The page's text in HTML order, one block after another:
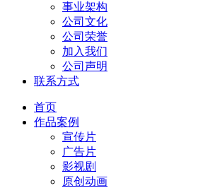
事业架构
公司文化
公司荣誉
加入我们
公司声明
联系方式
首页
作品案例
宣传片
广告片
影视剧
原创动画